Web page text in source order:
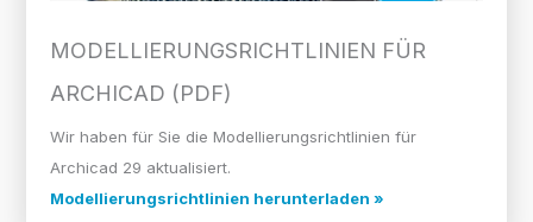
MODELLIERUNGS­RICHTLINIEN FÜR
ARCHICAD (PDF)
Wir haben für Sie die Modellierungsrichtlinien für
Archicad 29 aktualisiert.
Modellierungsrichtlinien herunterladen »